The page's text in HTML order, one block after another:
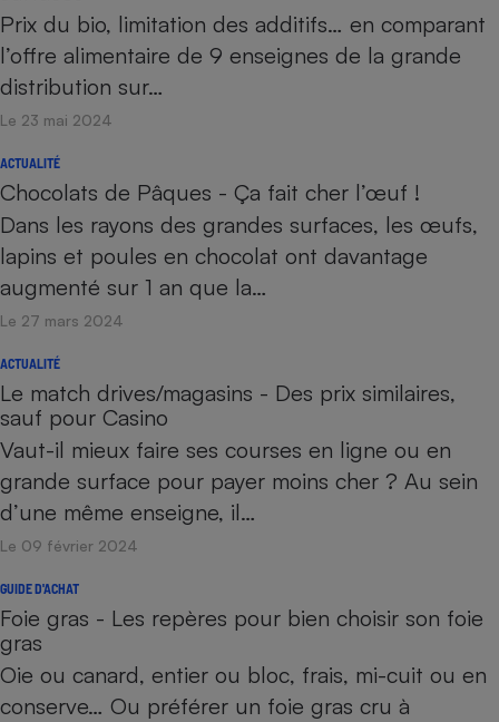
Prix du bio, limitation des additifs… en comparant
l’offre alimentaire de 9 enseignes de la grande
distribution sur…
Le 23 mai 2024
ACTUALITÉ
Chocolats de Pâques - Ça fait cher l’œuf !
Dans les rayons des grandes surfaces, les œufs,
lapins et poules en chocolat ont davantage
augmenté sur 1 an que la…
Le 27 mars 2024
ACTUALITÉ
Le match drives/magasins - Des prix similaires,
sauf pour Casino
Vaut-il mieux faire ses courses en ligne ou en
grande surface pour payer moins cher ? Au sein
d’une même enseigne, il…
Le 09 février 2024
GUIDE D'ACHAT
Foie gras - Les repères pour bien choisir son foie
gras
Oie ou canard, entier ou bloc, frais, mi-cuit ou en
conserve… Ou préférer un foie gras cru à